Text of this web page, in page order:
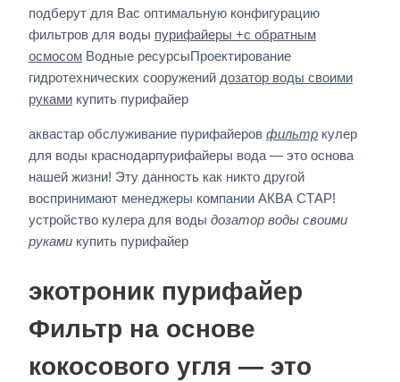
подберут для Вас оптимальную конфигурацию
фильтров для воды пурифайеры +с обратным
осмосом Водные ресурсыПроектирование
гидротехнических сооружений дозатор воды своими
руками купить пурифайер
аквастар обслуживание пурифайеров фильтр кулер
для воды краснодарпурифайеры вода — это основа
нашей жизни! Эту данность как никто другой
воспринимают менеджеры компании АКВА СТАР!
устройство кулера для воды дозатор воды своими
руками купить пурифайер
экотроник пурифайер
Фильтр на основе
кокосового угля — это